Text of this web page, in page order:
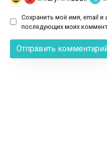
Сохранить моё имя, email и
последующих моих